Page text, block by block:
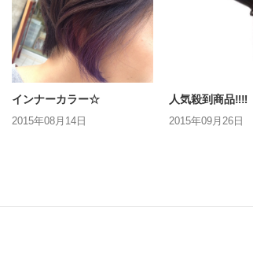
インナーカラー☆
2015年08月14日
人気殺到商品‼︎‼︎
2015年09月26日